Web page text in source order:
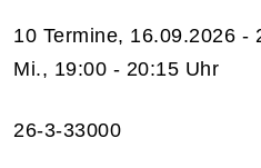
10 Termine, 16.09.2026 -
Mi., 19:00 - 20:15 Uhr
26-3-33000